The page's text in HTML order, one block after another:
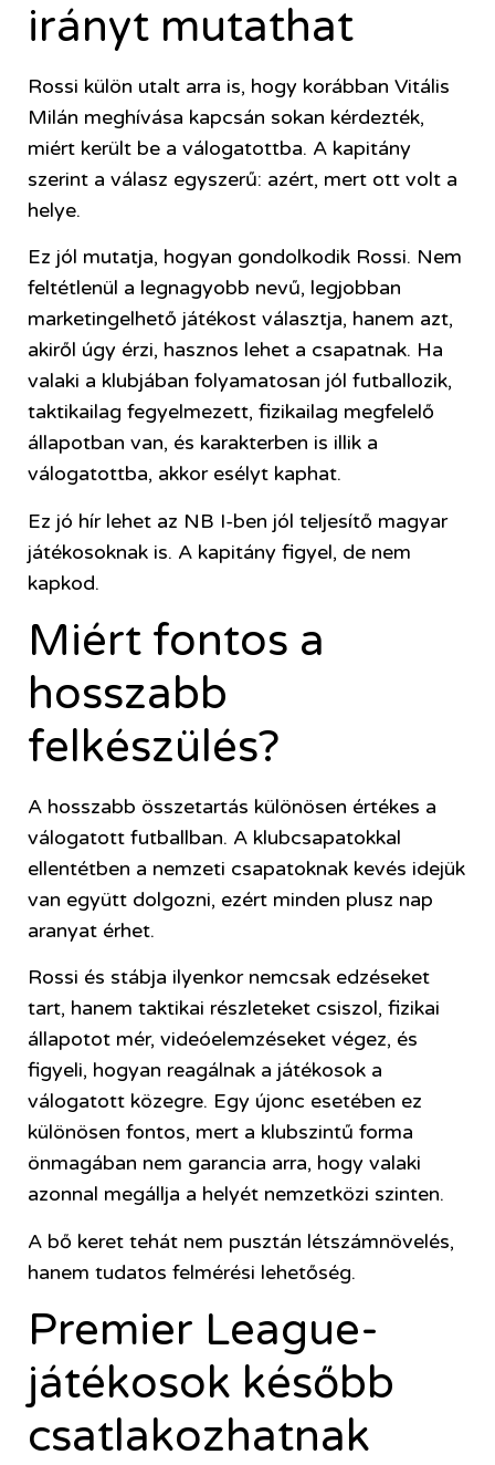
irányt mutathat
Rossi külön utalt arra is, hogy korábban Vitális
Milán meghívása kapcsán sokan kérdezték,
miért került be a válogatottba. A kapitány
szerint a válasz egyszerű: azért, mert ott volt a
helye.
Ez jól mutatja, hogyan gondolkodik Rossi. Nem
feltétlenül a legnagyobb nevű, legjobban
marketingelhető játékost választja, hanem azt,
akiről úgy érzi, hasznos lehet a csapatnak. Ha
valaki a klubjában folyamatosan jól futballozik,
taktikailag fegyelmezett, fizikailag megfelelő
állapotban van, és karakterben is illik a
válogatottba, akkor esélyt kaphat.
Ez jó hír lehet az NB I-ben jól teljesítő magyar
játékosoknak is. A kapitány figyel, de nem
kapkod.
Miért fontos a
hosszabb
felkészülés?
A hosszabb összetartás különösen értékes a
válogatott futballban. A klubcsapatokkal
ellentétben a nemzeti csapatoknak kevés idejük
van együtt dolgozni, ezért minden plusz nap
aranyat érhet.
Rossi és stábja ilyenkor nemcsak edzéseket
tart, hanem taktikai részleteket csiszol, fizikai
állapotot mér, videóelemzéseket végez, és
figyeli, hogyan reagálnak a játékosok a
válogatott közegre. Egy újonc esetében ez
különösen fontos, mert a klubszintű forma
önmagában nem garancia arra, hogy valaki
azonnal megállja a helyét nemzetközi szinten.
A bő keret tehát nem pusztán létszámnövelés,
hanem tudatos felmérési lehetőség.
Premier League-
játékosok később
csatlakozhatnak